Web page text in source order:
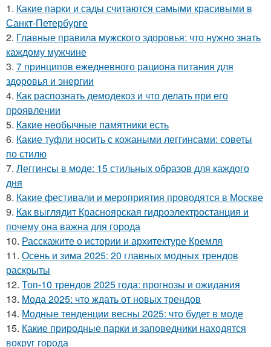
1. Какие парки и сады считаются самыми красивыми в
Санкт-Петербурге
2. Главные правила мужского здоровья: что нужно знать
каждому мужчине
3. 7 принципов ежедневного рациона питания для
здоровья и энергии
4. Как распознать демодекоз и что делать при его
проявлении
5. Какие необычные памятники есть
6. Какие туфли носить с кожаными леггинсами: советы
по стилю
7. Леггинсы в моде: 15 стильных образов для каждого
дня
8. Какие фестивали и мероприятия проводятся в Москве
9. Как выглядит Красноярская гидроэлектростанция и
почему она важна для города
10. Расскажите о истории и архитектуре Кремля
11. Осень и зима 2025: 20 главных модных трендов
раскрыты
12. Топ-10 трендов 2025 года: прогнозы и ожидания
13. Мода 2025: что ждать от новых трендов
14. Модные тенденции весны 2025: что будет в моде
15. Какие природные парки и заповедники находятся
вокруг города